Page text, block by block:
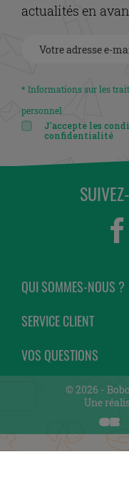
actualités en
* Informations sur les
personnel
J'accepte les
confidentialité
QUI SOMMES-NOUS ?
SERVICE CLIENT
VOS QUESTIONS
© 2026 -
Une